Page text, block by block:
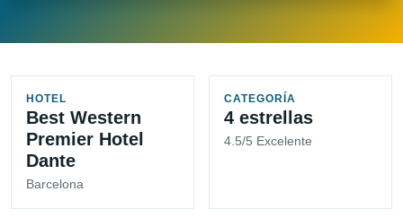
HOTEL
Best Western
Premier Hotel
Dante
Barcelona
CATEGORÍA
4 estrellas
4.5/5 Excelente